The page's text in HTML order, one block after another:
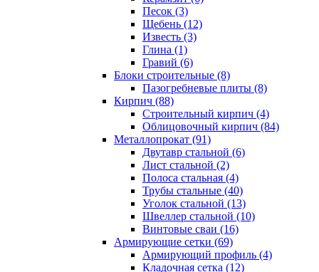
Песок (3)
Щебень (12)
Известь (3)
Глина (1)
Гравий (6)
Блоки строительные (8)
Пазогребневые плиты (8)
Кирпич (88)
Строительный кирпич (4)
Облицовочный кирпич (84)
Металлопрокат (91)
Двутавр стальной (6)
Лист стальной (2)
Полоса стальная (4)
Трубы стальные (40)
Уголок стальной (13)
Швеллер стальной (10)
Винтовые сваи (16)
Армирующие сетки (69)
Армирующий профиль (4)
Кладочная сетка (12)